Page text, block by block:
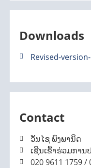
Downloads
Revised-
Contact
ວັນໄຊ ພົງພານິດ
ເຊີນເຂົ້າຮ່ວມການ
020 9611 1759 /